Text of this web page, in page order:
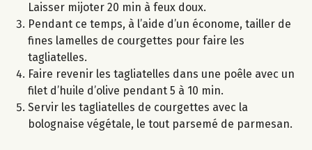
Laisser mijoter 20 min à feux doux.
Pendant ce temps, à l’aide d’un économe, tailler de
fines lamelles de courgettes pour faire les
tagliatelles.
Faire revenir les tagliatelles dans une poêle avec un
filet d’huile d’olive pendant 5 à 10 min.
Servir les tagliatelles de courgettes avec la
bolognaise végétale, le tout parsemé de parmesan.